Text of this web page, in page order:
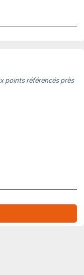
points référencés près